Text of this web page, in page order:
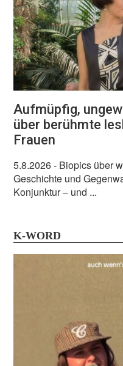
Aufmüpfig,
über berühmte
Frauen
5.8.2026- Biopics über
Geschichte und
Konjunktur – und ...
K-WORD